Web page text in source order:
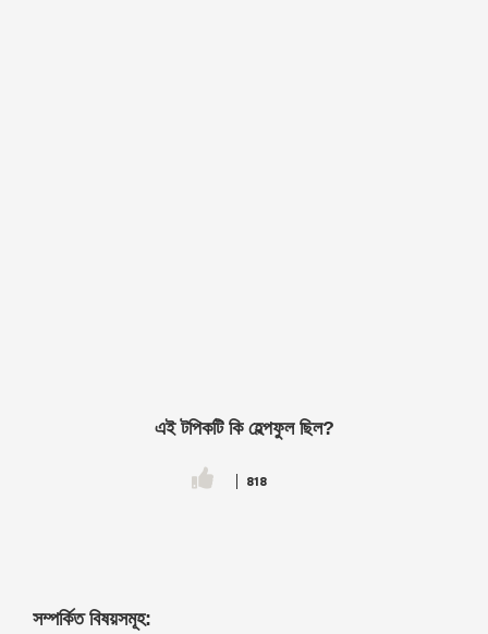
এই টপিকটি কি হেল্পফুল ছিল?
818
সম্পর্কিত বিষয়সমূহ: